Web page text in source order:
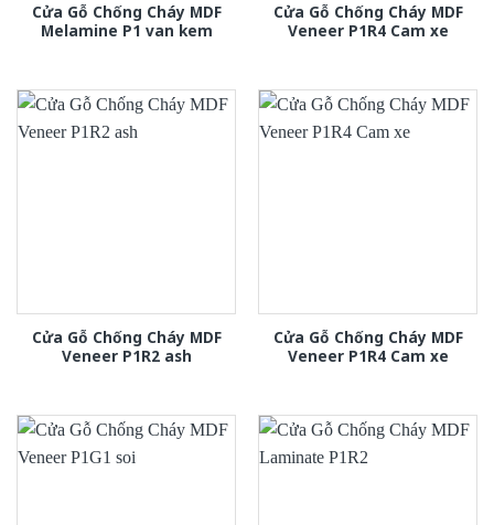
Cửa Gỗ Chống Cháy MDF
Melamine P1 van kem
Cửa Gỗ Chống Cháy MDF
Veneer P1R4 Cam xe
Cửa Gỗ Chống Cháy MDF
Veneer P1R2 ash
Cửa Gỗ Chống Cháy MDF
Veneer P1R4 Cam xe